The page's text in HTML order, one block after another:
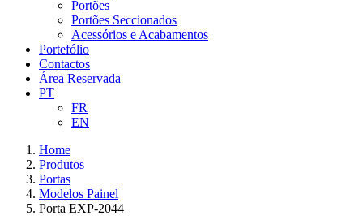
Portões
Portões Seccionados
Acessórios e Acabamentos
Portefólio
Contactos
Área Reservada
PT
FR
EN
Home
Produtos
Portas
Modelos Painel
Porta EXP-2044